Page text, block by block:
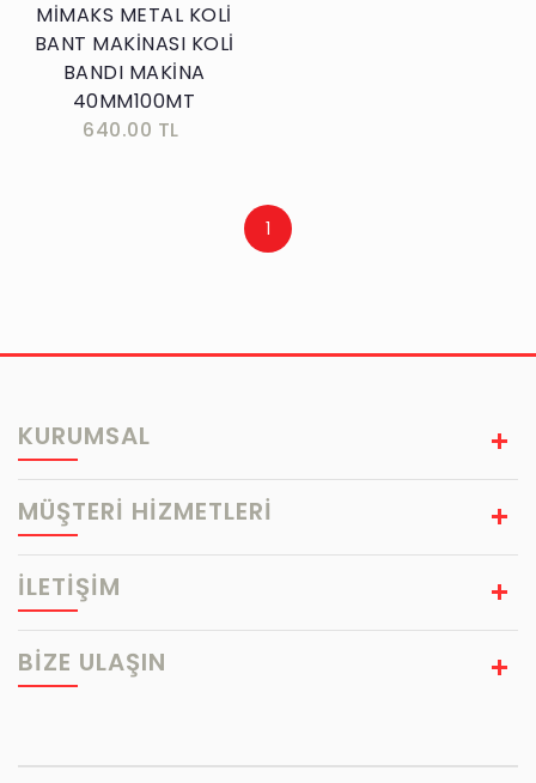
MİMAKS METAL KOLİ
BANT MAKİNASI KOLİ
BANDI MAKİNA
40MM100MT
640.00 TL
1
KURUMSAL
MÜŞTERİ HİZMETLERİ
İLETİŞİM
BIZE ULAŞIN